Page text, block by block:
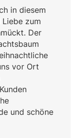
in diesem
zum
Der
vor Ort
und schöne